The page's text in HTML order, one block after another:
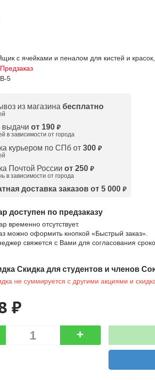
с ячейками и пеналом для кистей и
Предзаказ
5
из магазина бесплатно
выдачи от 190 ₽
в зависимости от города
курьером по СПб от 300 ₽
Почтой России от 250 ₽
в зависимости от города
доставка заказов от 5 000₽
доступен по предзаказу
временно отсутствует.
можно оформить кнопкой «Быстрый заказ».
свяжется с Вами для согласования
Скидка для студентов и членов
не суммируется с другими акциями и
₽
+